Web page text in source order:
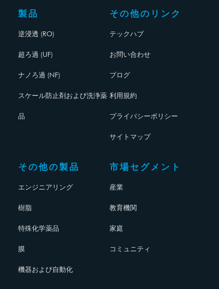
製品
逆浸透 (RO)
超ろ過 (UF)
ナノろ過 (NF)
スケール防止剤および洗浄薬
品
その他のリンク
テックハブ
お問い合わせ
ブログ
利用規約
プライバシーポリシー
サイトマップ
その他の製品
エンジニアリング
樹脂
特殊化学薬品
膜
機器および自動化
市場セグメント
産業
教育機関
家庭
コミュニティ